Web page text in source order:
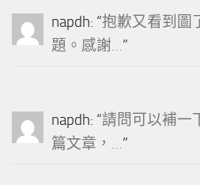
napdh: “抱歉又看到圖
題。感謝…”
napdh: “請問可以補一
篇文章，…”